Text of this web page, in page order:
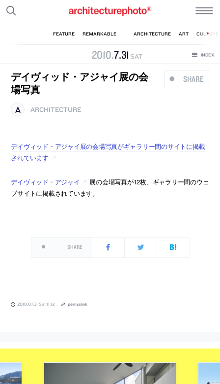
2010.7.31 SAT
SHARE
デイヴィッド・アジャイ展の会
場写真
ARCHITECTURE
デイヴィッド・アジャイ展の会場写真がギャラリー間のサイトに掲載
されています
デイヴィッド・アジャイ
展の会場写真が12枚、ギャラリー間のウェ
ブサイトに掲載されています。
SHARE
2010.07.31 Sat 11:12 permalink